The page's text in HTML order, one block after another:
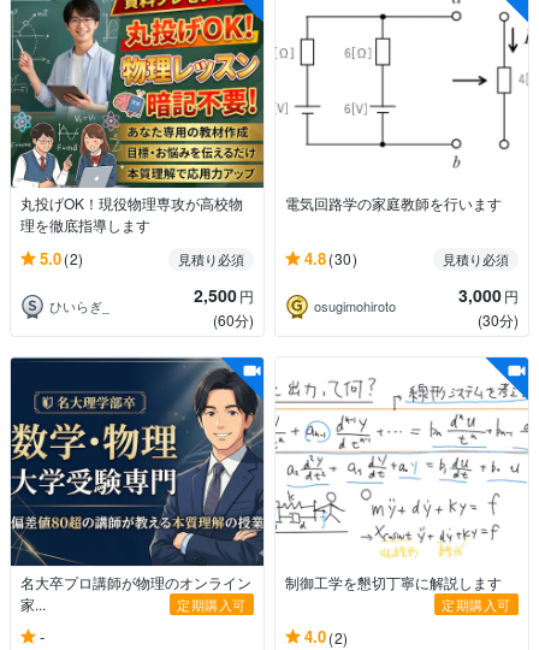
丸投げOK！現役物理専攻が高校物
理を徹底指導します
5.0(2) 見積り必須
ひいらぎ_ 2,500円
(60分)
電気回路学の家庭教師を行います
4.8(30) 見積り必須
osugimohiroto 3,000円
(30分)
名大卒プロ講師が物理のオンライン
家...
定期購入可
-
制御工学を懇切丁寧に解説します
定期購入可
4.0(2)